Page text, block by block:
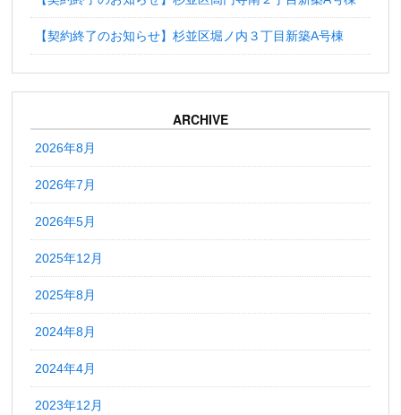
【契約終了のお知らせ】杉並区堀ノ内３丁目新築A号棟
ARCHIVE
2026年8月
2026年7月
2026年5月
2025年12月
2025年8月
2024年8月
2024年4月
2023年12月